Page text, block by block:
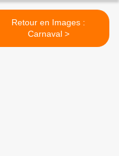
Retour en Images :
Carnaval >